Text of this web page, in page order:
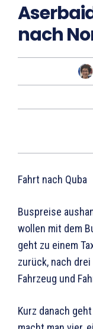
nach
Fahrt nach Quba
Buspreise
wollen mit dem
geht zu einem
zurück, nach
Fahrzeug und
Kurz danach